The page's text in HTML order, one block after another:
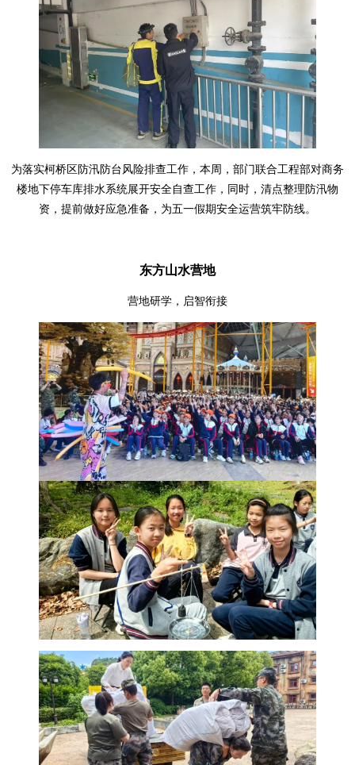
为落实柯桥区防汛防台风险排查工作，本周，部门联合工程部对商务
楼地下停车库排水系统展开安全自查工作，同时，清点整理防汛物
资，提前做好应急准备，为五一假期安全运营筑牢防线。
东方山水营地
营地研学，启智衔接